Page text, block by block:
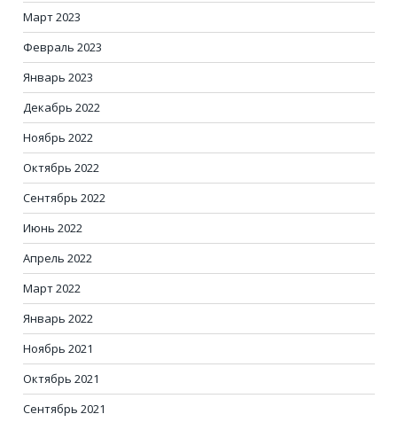
Март 2023
Февраль 2023
Январь 2023
Декабрь 2022
Ноябрь 2022
Октябрь 2022
Сентябрь 2022
Июнь 2022
Апрель 2022
Март 2022
Январь 2022
Ноябрь 2021
Октябрь 2021
Сентябрь 2021